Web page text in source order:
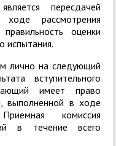
пересдачей
ходе рассмотрения
оценки
испытания.
лично на следующий
вступительного
имеет право
выполненной в ходе
комиссия
в течение всего